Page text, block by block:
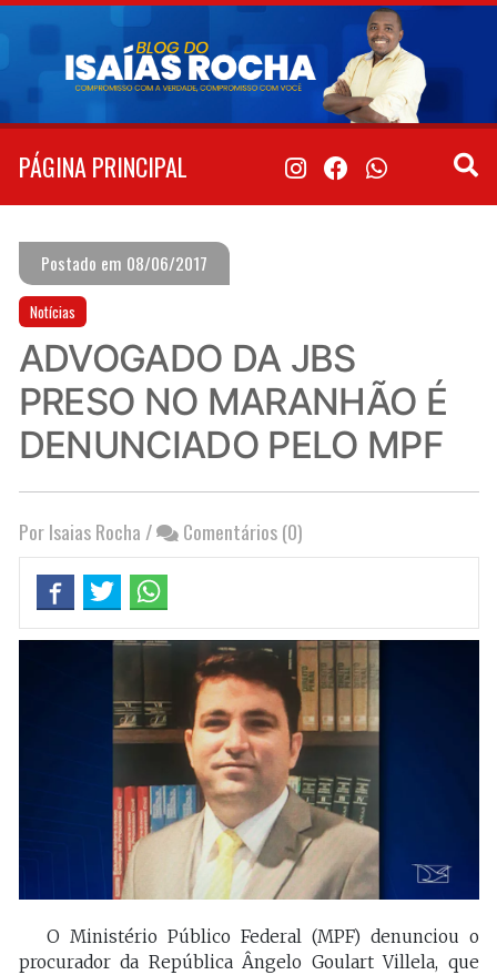
Pular
conteúdo
PÁGINA PRINCIPAL
Postado em 08/06/2017
Notícias
ADVOGADO DA JBS
PRESO NO MARANHÃO É
DENUNCIADO PELO MPF
Por Isaias Rocha / Comentários (0)
O Ministério Público Federal (MPF) denunciou o
procurador da República Ângelo Goulart Villela, que